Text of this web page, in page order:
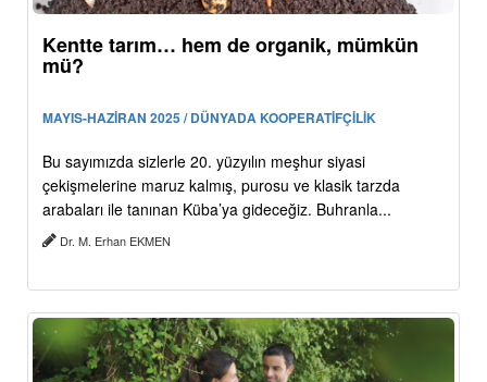
Kentte tarım… hem de organik, mümkün
mü?
MAYIS-HAZİRAN 2025 / DÜNYADA KOOPERATİFÇİLİK
Bu sayımızda sizlerle 20. yüzyılın meşhur siyasi
çekişmelerine maruz kalmış, purosu ve klasik tarzda
arabaları ile tanınan Küba’ya gideceğiz. Buhranla...
Dr. M. Erhan EKMEN